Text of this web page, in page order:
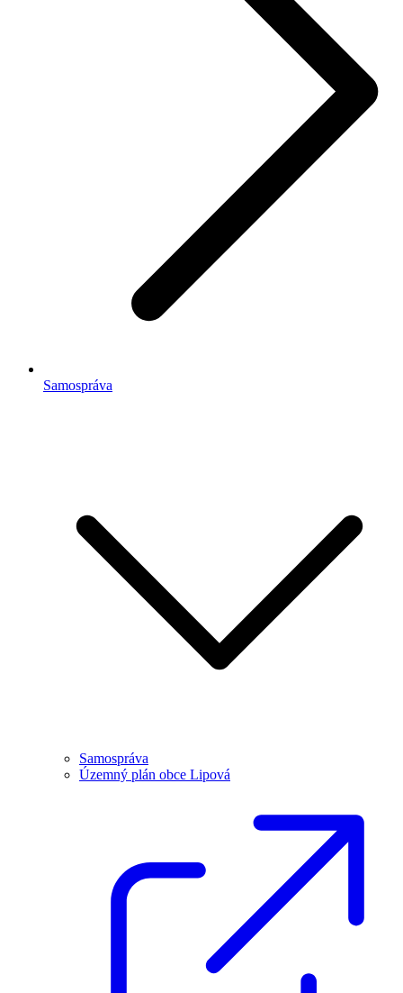
Samospráva
Samospráva
Územný plán obce Lipová